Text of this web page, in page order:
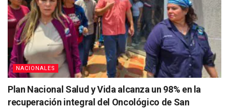
NACIONALES
Plan Nacional Salud y Vida alcanza un 98% en la
recuperación integral del Oncológico de San